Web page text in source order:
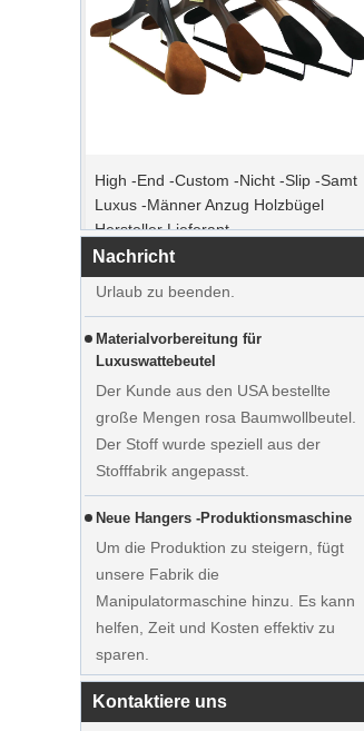
Hersteller Lieferant
Zeigen Sie maßgefertigte
Hochzeitskleider Samtbügel Kleider
Hersteller Lieferant
Nachricht
erteilten Bestellungen und planten, den
Urlaub zu beginnen. Die Fabrik ist die
Produktion, um Waren nach dem
Urlaub zu beenden.
Der Kunde aus den USA bestellte
große Mengen rosa Baumwollbeutel.
Der Stoff wurde speziell aus der
Stofffabrik angepasst.
Neue Hangers -Produktionsmaschine
Um die Produktion zu steigern, fügt
unsere Fabrik die
Manipulatormaschine hinzu. Es kann
helfen, Zeit und Kosten effektiv zu
sparen.
Ausstellung in Frankreich
Unsere Fabrik nahm an der
Ausstellung in Frankreich teil. Unsere
Kontaktiere uns